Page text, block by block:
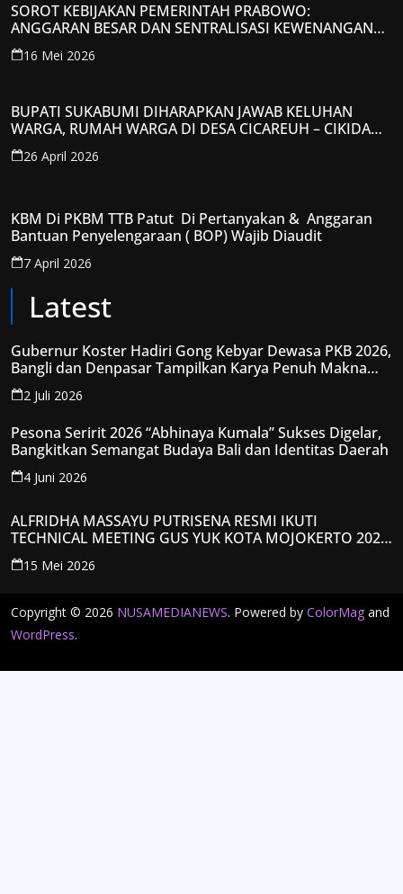
SOROT KEBIJAKAN PEMERINTAH PRABOWO:
ANGGARAN BESAR DAN SENTRALISASI KEWENANGAN
JADI PERHATIAN; LPP-TIPIKOR RI BERIKAN TANGGAPAN
KRITIS
16 Mei 2026
BUPATI SUKABUMI DIHARAPKAN JAWAB KELUHAN
WARGA, RUMAH WARGA DI DESA CICAREUH – CIKIDANG
DIAMBRUKAN
26 April 2026
KBM Di PKBM TTB Patut Di Pertanyakan & Anggaran
Bantuan Penyelengaraan ( BOP) Wajib Diaudit
7 April 2026
Latest
Gubernur Koster Hadiri Gong Kebyar Dewasa PKB 2026,
Bangli dan Denpasar Tampilkan Karya Penuh Makna
Spiritual
2 Juli 2026
Pesona Seririt 2026 “Abhinaya Kumala” Sukses Digelar,
Bangkitkan Semangat Budaya Bali dan Identitas Daerah
4 Juni 2026
ALFRIDHA MASSAYU PUTRISENA RESMI IKUTI
TECHNICAL MEETING GUS YUK KOTA MOJOKERTO 2026,
KANTONGI NOMOR PESERTA Y008
15 Mei 2026
Copyright © 2026 NUSAMEDIANEWS. Powered by ColorMag and
WordPress.